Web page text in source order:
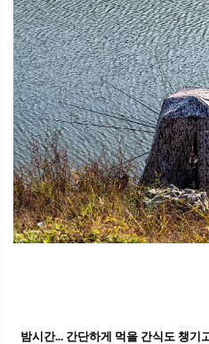
밤시간... 간단하게 먹을 간식도 챙기